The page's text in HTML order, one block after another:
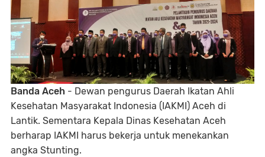
Banda Aceh - Dewan pengurus Daerah Ikatan Ahli
Kesehatan Masyarakat Indonesia (IAKMI) Aceh di
Lantik. Sementara Kepala Dinas Kesehatan Aceh
berharap IAKMI harus bekerja untuk menekankan
angka Stunting.